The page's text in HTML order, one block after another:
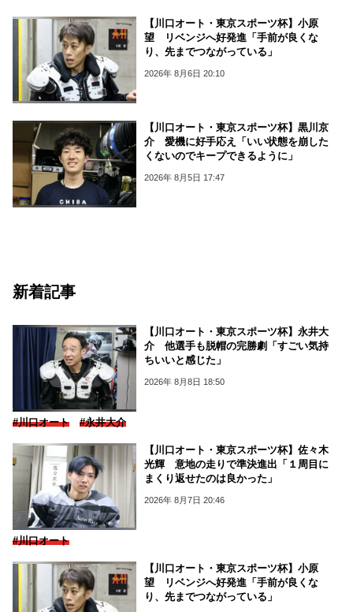
【川口オート・東京スポーツ杯】小原
望 リベンジへ好発進「手前が良くな
り、先までつながっている」
2026年 8月6日 20:10
【川口オート・東京スポーツ杯】黒川京
介 愛機に好手応え「いい状態を崩した
くないのでキープできるように」
2026年 8月5日 17:47
新着記事
【川口オート・東京スポーツ杯】永井大
介 他選手も脱帽の完勝劇「すごい気持
ちいいと感じた」
2026年 8月8日 18:50
#川口オート #永井大介
【川口オート・東京スポーツ杯】佐々木
光輝 意地の走りで準決進出「１周目に
まくり返せたのは良かった」
2026年 8月7日 20:46
#川口オート
【川口オート・東京スポーツ杯】小原
望 リベンジへ好発進「手前が良くな
り、先までつながっている」